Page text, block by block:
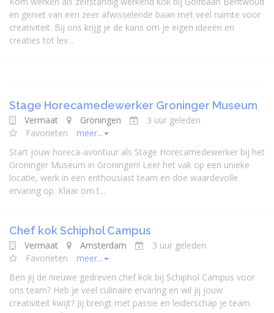
en geniet van een zeer afwisselende baan met veel ruimte voor
creativiteit. Bij ons krijg je de kans om je eigen ideeën en
creaties tot lev...
Stage Horecamedewerker Groninger Museum
Vermaat Groningen
3 uur geleden
Favorieten
meer...
Start jouw horeca-avontuur als Stage Horecamedewerker bij het
Groninger Museum in Groningen! Leer het vak op een unieke
locatie, werk in een enthousiast team en doe waardevolle
ervaring op. Klaar om t...
Chef kok Schiphol Campus
Vermaat Amsterdam
3 uur geleden
Favorieten
meer...
Ben jij de nieuwe gedreven chef kok bij Schiphol Campus voor
ons team? Heb je veel culinaire ervaring en wil jij jouw
creativiteit kwijt? Jij brengt met passie en leiderschap je team